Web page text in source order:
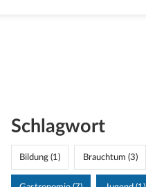
Schlagwort
Bildung (1) Brauchtum (3)